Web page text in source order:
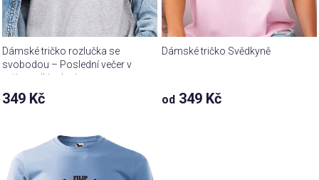
Dámské tričko rozlučka se
svobodou – Poslední večer v
režimu all-inclusive
349 Kč
Dámské tričko Svědkyně
od 349 Kč